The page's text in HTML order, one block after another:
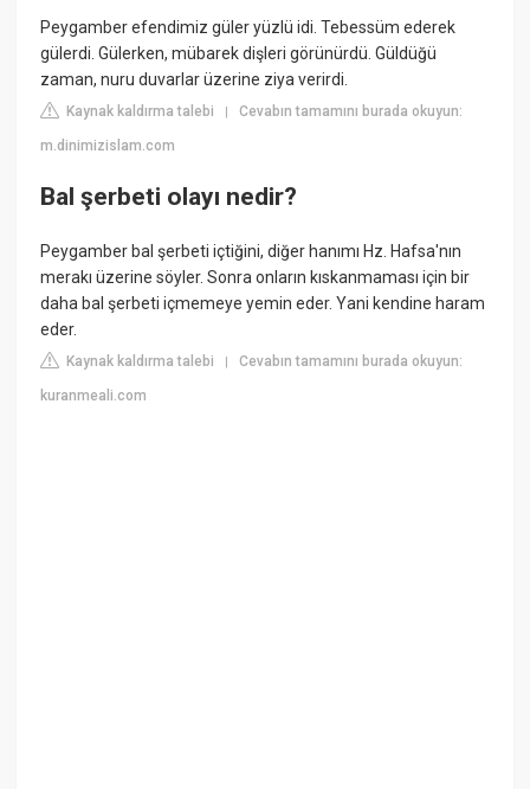
Peygamber efendimiz güler yüzlü idi. Tebessüm ederek
gülerdi. Gülerken, mübarek dişleri görünürdü. Güldüğü
zaman, nuru duvarlar üzerine ziya verirdi.
Kaynak kaldırma talebi |Cevabın tamamını burada okuyun:
m.dinimizislam.com
Bal şerbeti olayı nedir?
Peygamber bal şerbeti içtiğini, diğer hanımı Hz. Hafsa'nın
merakı üzerine söyler. Sonra onların kıskanmaması için bir
daha bal şerbeti içmemeye yemin eder. Yani kendine haram
eder.
Kaynak kaldırma talebi |Cevabın tamamını burada okuyun:
kuranmeali.com